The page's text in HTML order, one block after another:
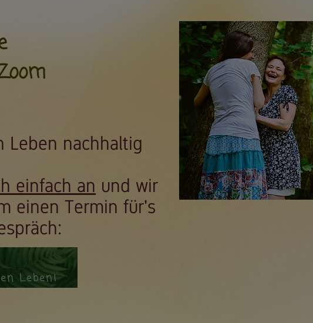
Leben nachhaltig
einfach an und wir
einen Termin für's
Leben!